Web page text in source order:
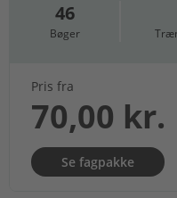
46
Bøger
Pris fra
70,00 kr.
Se fagpakke